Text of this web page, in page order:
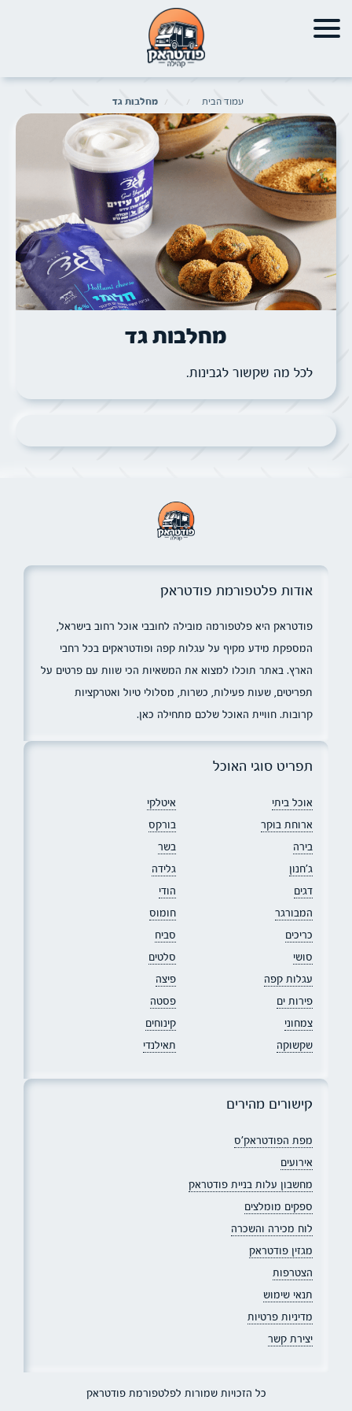
עמוד הבית מחלבות גד
תמונה של
מחלבות גד
לכל מה שקשור לגבינות.
אודות פלטפורמת פודטראק
פודטראק היא פלטפורמה מובילה לחובבי אוכל רחוב בישראל,
המספקת מידע מקיף על עגלות קפה ופודטראקים בכל רחבי
הארץ. באתר תוכלו למצוא את המשאיות הכי שוות עם פרטים על
תפריטים, שעות פעילות, כשרות, מסלולי טיול ואטרקציות
קרובות. חוויית האוכל שלכם מתחילה כאן.
תפריט סוגי האוכל
אוכל ביתי
איטלקי
ארוחת בוקר
בורקס
בירה
בשר
ג׳חנון
גלידה
דגים
הודי
המבורגר
חומוס
כריכים
סביח
סושי
סלטים
עגלות קפה
פיצה
פירות ים
פסטה
צמחוני
קינוחים
שקשוקה
תאילנדי
קישורים מהירים
מפת הפודטראק׳ס
אירועים
מחשבון עלות בניית פודטראק
ספקים מומלצים
לוח מכירה והשכרה
מגזין פודטראק
הצטרפות
תנאי שימוש
מדיניות פרטיות
יצירת קשר
כל הזכויות שמורות לפלטפורמת פודטראק